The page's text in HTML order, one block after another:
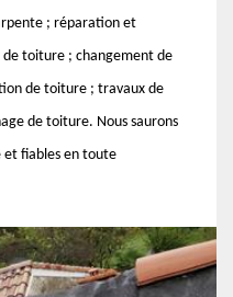
; réparation et
toiture ; changement de
de toiture ; travaux de
de toiture. Nous saurons
et fiables en toute